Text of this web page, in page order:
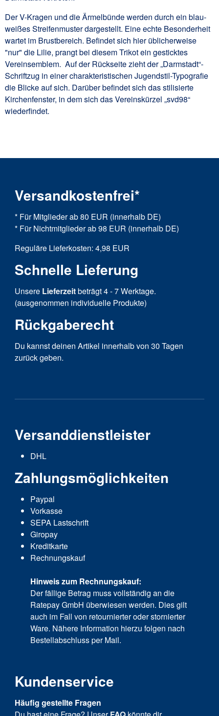
Der V-Kragen und die Ärmelbünde werden durch ein blau-
weißes Streifenmuster dargestellt. Eine echte Besonderheit
wartet im Brustbereich. Befindet sich hier üblicherweise
"nur" die Lilie, prangt bei diesem Trikot ein gesticktes
Vereinsemblem. Auf der Rückseite zieht der „Darmstadt“-
Schriftzug in einer charakteristischen Jugendstil-Typografie
die Blicke auf sich. Darüber befindet sich das stilisierte
Kirchenfenster, in dem sich das Vereinskürzel „svd98“
wiederfindet.
Versandkostenfrei*
* Für Mitglieder ab 80 EUR (innerhalb DE)
* Für Nichtmitglieder ab 98 EUR (innerhalb DE)
Reguläre Lieferkosten: 4,98 EUR
Schnelle Lieferung
Unsere Lieferzeitbeträgt 4 - 7 Werktage.
(ausgenommen individuelle Produkte)
Rückgaberecht
Du kannst deinen Artikel innerhalb von 30 Tagen
zurück geben.
Versanddienstleister
DHL
Zahlungsmöglichkeiten
Paypal
Vorkasse
SEPA Lastschrift
Giropay
Kreditkarte
Rechnungskauf
Hinweis zum Rechnungskauf:
Der fällige Betrag muss vollständig an die
Ratepay GmbH überwiesen werden. Dies gilt
auch im Fall von retournierter oder stornierter
Ware. Nähere Information hierzu folgen nach
Bestellabschluss per Mail.
Kundenservice
Häufig gestellte Fragen